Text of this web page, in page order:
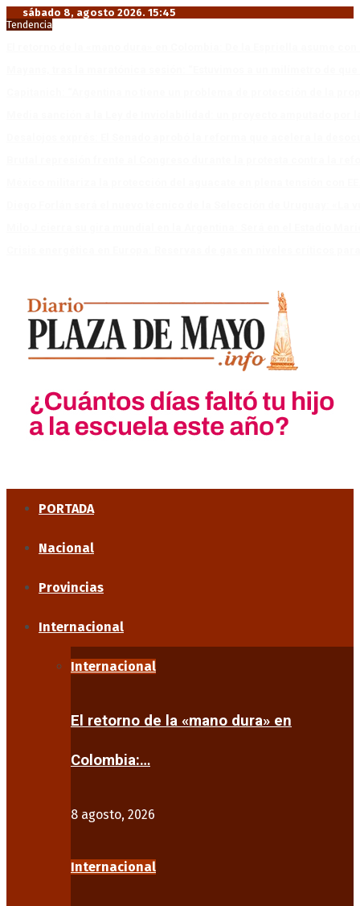
sábado 8, agosto 2026. 15:45
Tendencia
PORTADA
Nacional
Provincias
Internacional
Internacional
El retorno de la «mano dura» en
Colombia:…
8 agosto, 2026
Internacional